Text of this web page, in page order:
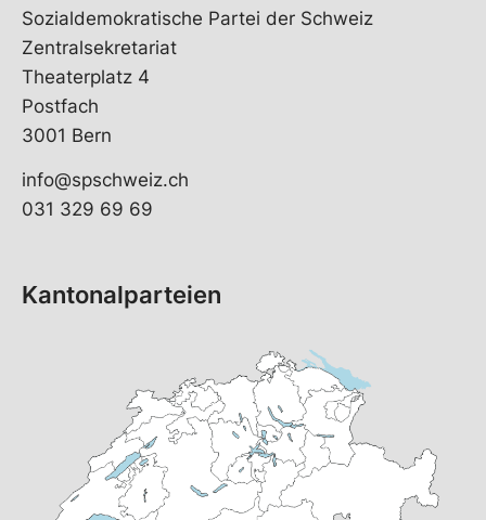
Sozialdemokratische Partei der Schweiz
Zentralsekretariat
Theaterplatz 4
Postfach
3001 Bern
info@spschweiz.ch
031 329 69 69
Kantonalparteien